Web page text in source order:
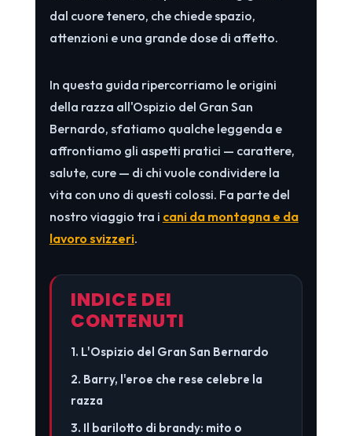
dal cuore tenero, che chiede spazio,
attenzioni e una grande dose di affetto.
In questa guida ripercorriamo le origini
della razza all'Ospizio del Gran San
Bernardo, sfatiamo qualche leggenda e
affrontiamo gli aspetti pratici — carattere,
salute, cure — di chi vuole condividere la
vita con uno di questi colossi. Fa parte del
nostro viaggio tra i cani da montagna e da
lavoro svizzeri.
INDICE DEI
CONTENUTI
1. L'Ospizio del Gran San Bernardo
2. Barry, l'eroe che rese celebre la
razza
3. Il barilotto di brandy: mito o